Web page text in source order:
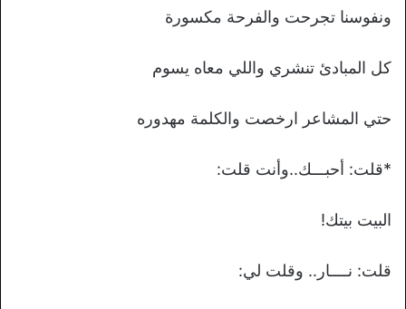
ونفوسنا تجرحت والفرحة مكسورة
كل المبادئ تنشري واللي معاه يسوم
حتي المشاعر ارخصت والكلمة مهدوره
*قلت: أحبـــك..وأنت قلت:
البيت بيتك!
قلت: نــــار.. وقلت لي: